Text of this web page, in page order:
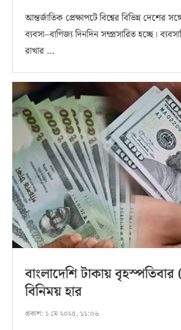
আন্তর্জাতিক প্রেক্ষাপটে বিশ্বের বিভিন্ন দেশের
ব্যবসা–বাণিজ্য দিনদিন সম্প্রসারিত হচ্ছে।
রাখার …
বাংলাদেশি টাকায় বৃহস্পতিবার
বিনিময় হার
প্রকাশ: ১ মে ২০২৫, ১১:০৬